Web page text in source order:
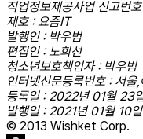
직업정보제공사업 신고
제호 : 요즘IT
발행인 : 박우범
편집인 : 노희선
청소년보호책임자 : 박우범
인터넷신문등록번호 : 서
등록일 : 2022년 01월 23
발행일 : 2021년 01월 10일
© 2013 Wishket Corp.